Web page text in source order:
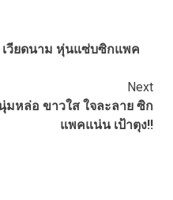
เวียดนาม หุ่นแซ่บซิกแพค
Next
มหล่อ ขาวใส ใจละลาย ซิก
แพคแน่น เป้าตุง!!